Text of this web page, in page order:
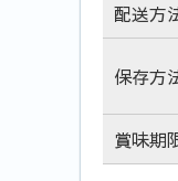
配送方
保存方
賞味期